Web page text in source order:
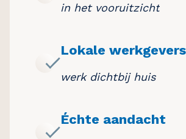
in het vooruitzicht
Lokale werkgevers
werk dichtbij huis
Échte aandacht